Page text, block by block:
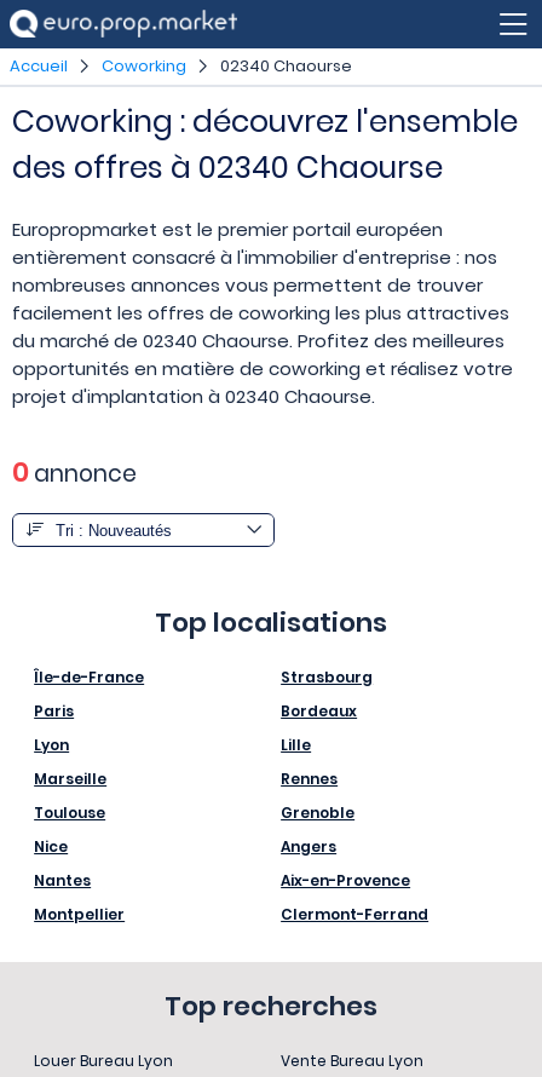
Accueil Coworking 02340 Chaourse
Coworking : découvrez l'ensemble
des offres à 02340 Chaourse
Europropmarket est le premier portail européen
entièrement consacré à l'immobilier d'entreprise : nos
nombreuses annonces vous permettent de trouver
facilement les offres de coworking les plus attractives
du marché de 02340 Chaourse. Profitez des meilleures
opportunités en matière de coworking et réalisez votre
projet d'implantation à 02340 Chaourse.
0annonce
Top localisations
Île-de-France
Paris
Lyon
Marseille
Toulouse
Nice
Nantes
Montpellier
Strasbourg
Bordeaux
Lille
Rennes
Grenoble
Angers
Aix-en-Provence
Clermont-Ferrand
Top recherches
Louer Bureau Lyon
Vente Bureau Lyon